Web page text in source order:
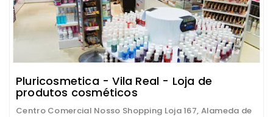
Pluricosmetica - Vila Real - Loja de
produtos cosméticos
Centro Comercial Nosso Shopping Loja 167, Alameda de